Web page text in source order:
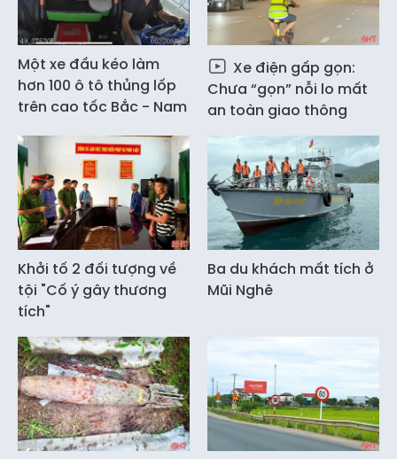
Một xe đầu kéo làm
hơn 100 ô tô thủng lốp
trên cao tốc Bắc - Nam
Xe điện gấp gọn:
Chưa “gọn” nỗi lo mất
an toàn giao thông
Khởi tố 2 đối tượng về
tội "Cố ý gây thương
tích"
Ba du khách mất tích ở
Mũi Nghê